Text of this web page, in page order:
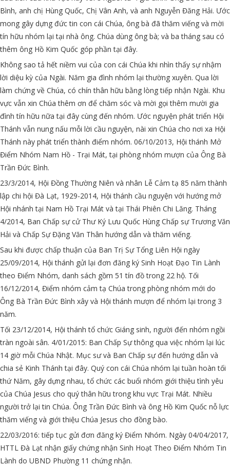
Bình, anh chị Hùng Quốc, Chị Vân Anh, và anh Nguyễn Đăng Hải. Ước
mong gây dựng đức tin con cái Chúa, ông bà đã thăm viếng và mời
tín hữu nhóm lại tại nhà ông. Chúa dùng ông bà; và ba tháng sau có
thêm ông Hồ Kim Quốc góp phần tại đây.
Không sao tả hết niềm vui của con cái Chúa khi nhìn thấy sự nhậm
lời diệu kỳ của Ngài. Năm gia đình nhóm lại thường xuyên. Qua lời
làm chứng về Chúa, có chín thân hữu bằng lòng tiếp nhận Ngài. Khu
vực vẫn xin Chúa thêm ơn để chăm sóc và mời gọi thêm mười gia
đình tín hữu nữa tại đây cùng đến nhóm. Ước nguyện phát triển Hội
Thánh vẫn nung nấu mỗi lời cầu nguyện, nài xin Chúa cho nơi xa Hội
Thánh này phát triển thành điểm nhóm. 06/10/2013, Hội thánh Mở
Điểm Nhóm Nam Hồ - Trại Mát, tại phòng nhóm mượn của Ông Bà
Trần Đức Bình.
23/3/2014, Hội Đồng Thường Niên và nhân Lễ Cảm tạ 85 năm thành
lập chi hội Đà Lạt, 1929-2014, Hội thánh cầu nguyện với hướng mở
Hội nhánh tại Nam Hồ Trại Mát và tại Thái Phiên Chi Lăng. Tháng
4/2014, Ban Chấp sự cử Thư Ký Lưu Quốc Hùng Chấp sự Trương Văn
Hải và Chấp Sự Đặng Văn Thân hướng dẫn và thăm viếng.
Sau khi được chấp thuận của Ban Trị Sự Tổng Liên Hội ngày
25/09/2014, Hội thánh gửi lại đơn đăng ký Sinh Hoạt Đạo Tin Lành
theo Điểm Nhóm, danh sách gồm 51 tín đồ trong 22 hộ. Tối
16/12/2014, Điểm nhóm cảm tạ Chúa trong phòng nhóm mới do
Ông Bà Trần Đức Bình xây và Hội thánh mượn để nhóm lại trong 3
năm.
Tối 23/12/2014, Hội thánh tổ chức Giáng sinh, người đến nhóm ngồi
tràn ngoài sân. 4/01/2015: Ban Chấp Sự thông qua việc nhóm lại lúc
14 giờ mỗi Chúa Nhật. Mục sư và Ban Chấp sự đến hướng dẫn và
chia sẻ Kinh Thánh tại đây. Quý con cái Chúa nhóm lại tuần hoàn tối
thứ Năm, gây dựng nhau, tổ chức các buổi nhóm giới thiệu tình yêu
của Chúa Jesus cho quý thân hữu trong khu vực Trại Mát. Nhiều
người trở lại tin Chúa. Ông Trần Đức Bình và ông Hồ Kim Quốc nỗ lực
thăm viếng và giới thiệu Chúa Jesus cho đồng bào.
22/03/2016: tiếp tục gửi đơn đăng ký Điểm Nhóm. Ngày 04/04/2017,
HTTL Đà Lạt nhận giấy chứng nhận Sinh Hoạt Theo Điểm Nhóm Tin
Lành do UBND Phường 11 chứng nhận.